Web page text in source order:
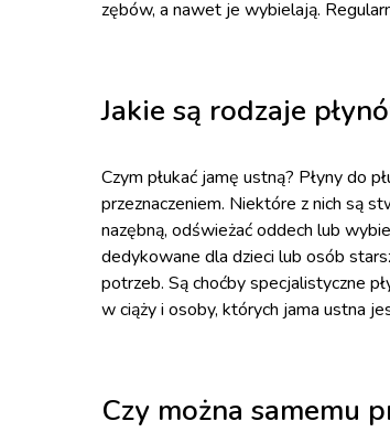
zębów, a nawet je wybielają.
Jakie są rodzaje
Czym płukać jamę ustną? Płyny do
przeznaczeniem. Niektóre z nich są
nazębną, odświeżać oddech lub
dedykowane dla dzieci lub osób
potrzeb. Są choćby specjalistyczne
w ciąży i osoby, których jama ustna
Czy można samemu